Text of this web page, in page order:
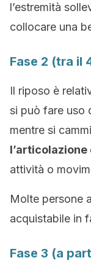
l’estremità
collocare una
Fase 2 (tra il
Il riposo è
si può fare uso
mentre si
l’articolazione
attività o
Molte persone
acquistabile in
Fase 3 (a